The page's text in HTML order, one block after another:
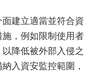
建立適當並符合資
，例如限制使用者
降低被外部入侵之
入資安監控範圍，